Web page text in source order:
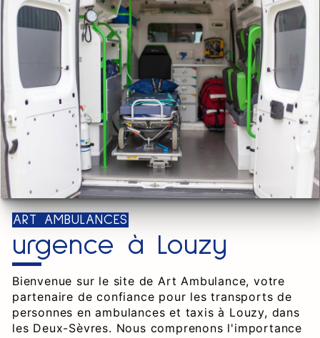
ART AMBULANCES
urgence à Louzy
Bienvenue sur le site de Art Ambulance, votre
partenaire de confiance pour les transports de
personnes en ambulances et taxis à Louzy, dans
les Deux-Sèvres. Nous comprenons l'importance